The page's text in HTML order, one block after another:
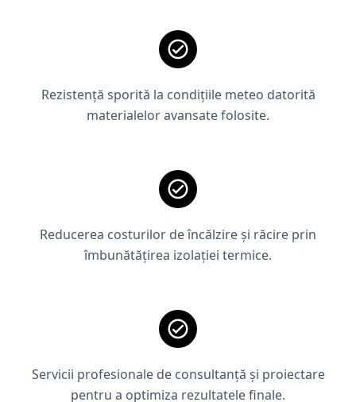
Rezistență sporită la condițiile meteo datorită
materialelor avansate folosite.
Reducerea costurilor de încălzire și răcire prin
îmbunătățirea izolației termice.
Servicii profesionale de consultanță și proiectare
pentru a optimiza rezultatele finale.